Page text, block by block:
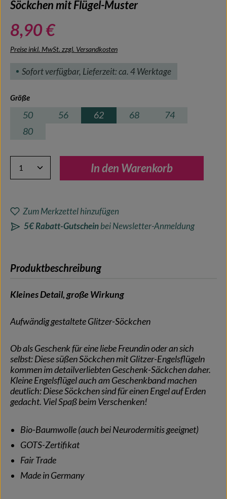
Söckchen mit Flügel-Muster
8,90 €
Preise inkl. MwSt. zzgl. Versandkosten
Sofort verfügbar, Lieferzeit: ca. 4 Werktage
Größeauswählen
50 56 62 68
74
80
Produkt Anzahl: Gib den gewünschten Wert ein oder
In den Warenkorb
Zum Merkzettel hinzufügen
5€ Rabatt-Gutscheinbei Newsletter-Anmeldung
Produktbeschreibung
Kleines Detail, große Wirkung
Aufwändig gestaltete Glitzer-Söckchen
Ob als Geschenk für eine liebe Freundin oder an sich
selbst: Diese süßen Söckchen mit Glitzer-Engelsflügeln
kommen im detailverliebten Geschenk-Säckchen daher.
Kleine Engelsflügel auch am Geschenkband machen
deutlich: Diese Söckchen sind für einen Engel auf Erden
gedacht. Viel Spaß beim Verschenken!
Bio-Baumwolle (auch bei Neurodermitis geeignet)
GOTS-Zertifikat
Fair Trade
Made in Germany